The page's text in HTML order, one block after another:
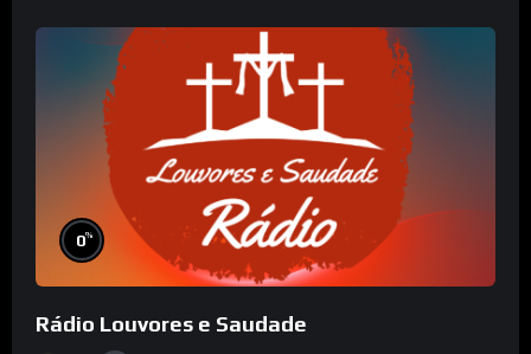
0%
Rádio Louvores e Saudade